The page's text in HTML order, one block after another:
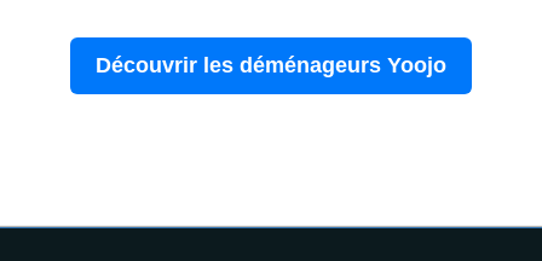
Découvrir les déménageurs Yoojo